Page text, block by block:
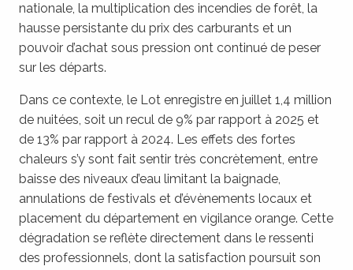
nationale, la multiplication des incendies de forêt, la
hausse persistante du prix des carburants et un
pouvoir d’achat sous pression ont continué de peser
sur les départs.
Dans ce contexte, le Lot enregistre en juillet 1,4 million
de nuitées, soit un recul de 9% par rapport à 2025 et
de 13% par rapport à 2024. Les effets des fortes
chaleurs s’y sont fait sentir très concrètement, entre
baisse des niveaux d’eau limitant la baignade,
annulations de festivals et d’évènements locaux et
placement du département en vigilance orange. Cette
dégradation se reflète directement dans le ressenti
des professionnels, dont la satisfaction poursuit son